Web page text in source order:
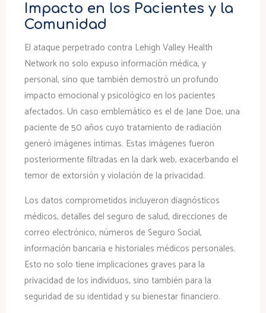
Impacto en los Pacientes y la
Comunidad
El ataque perpetrado contra Lehigh Valley Health
Network no solo expuso información médica, y
personal, sino que también demostró un profundo
impacto emocional y psicológico en los pacientes
afectados. Un caso emblemático es el de Jane Doe, una
paciente de 50 años cuyo tratamiento de radiación
generó imágenes íntimas. Estas imágenes fueron
posteriormente filtradas en la dark web, exacerbando el
temor de extorsión y violación de la privacidad.
Los datos comprometidos incluyeron diagnósticos
médicos, detalles del seguro de salud, direcciones de
correo electrónico, números de Seguro Social,
información bancaria e historiales médicos personales.
Esto no solo tiene implicaciones graves para la
privacidad de los individuos, sino también para la
seguridad de su identidad y su bienestar financiero.